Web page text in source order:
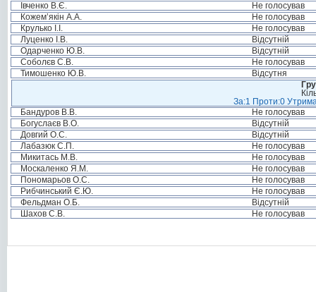
Івченко В.Є.
Не голосував
Кожем’якін А.А.
Не голосував
Крулько І.І.
Не голосував
Луценко І.В.
Відсутній
Одарченко Ю.В.
Відсутній
Соболєв С.В.
Не голосував
Тимошенко Ю.В.
Відсутня
За:1 Проти:0
Бандуров В.В.
Не голосував
Богуслаєв В.О.
Відсутній
Довгий О.С.
Відсутній
Лабазюк С.П.
Не голосував
Микитась М.В.
Не голосував
Москаленко Я.М.
Не голосував
Пономарьов О.С.
Не голосував
Рибчинський Є.Ю.
Не голосував
Фельдман О.Б.
Відсутній
Шахов С.В.
Не голосував